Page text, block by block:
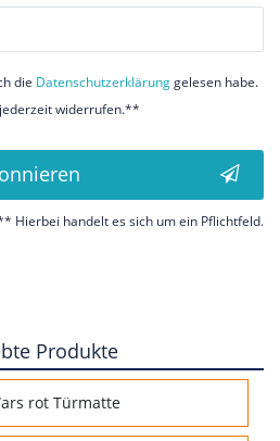
die Daten­schutz­erklärunggelesen habe.
widerrufen.**
Hierbei handelt es sich um ein Pflichtfeld.
Produkte
rot Türmatte